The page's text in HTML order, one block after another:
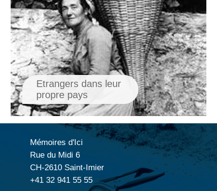
Etrangers dans leur
propre pays
Mémoires d'Ici
Rue du Midi 6
CH-2610 Saint-Imier
+41 32 941 55 55